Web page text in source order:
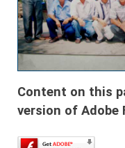
Content on this
version of Adobe